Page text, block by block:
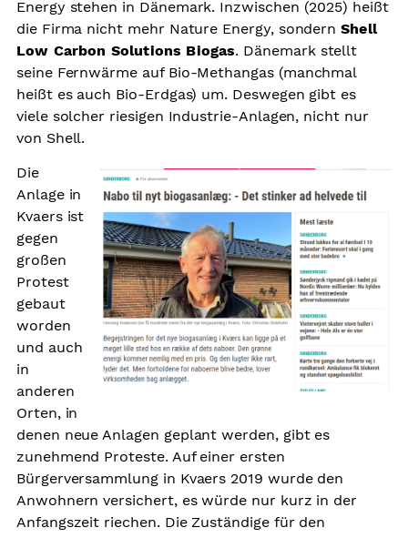
Energy stehen in Dänemark. Inzwischen (2025) heißt
die Firma nicht mehr Nature Energy, sondernShell
Low Carbon Solutions Biogas. Dänemark stellt
seine Fernwärme auf Bio-Methangas (manchmal
heißt es auch Bio-Erdgas) um. Deswegen gibt es
viele solcher riesigen Industrie-Anlagen, nicht nur
von Shell.
Die
Anlage in
Kvaers ist
gegen
großen
Protest
gebaut
worden
und auch
in
anderen
Orten, in
denen neue Anlagen geplant werden, gibt es
zunehmend Proteste. Auf einer ersten
Bürgerversammlung in Kvaers 2019 wurde den
Anwohnern versichert, es würde nur kurz in der
Anfangszeit riechen. Die Zuständige für den